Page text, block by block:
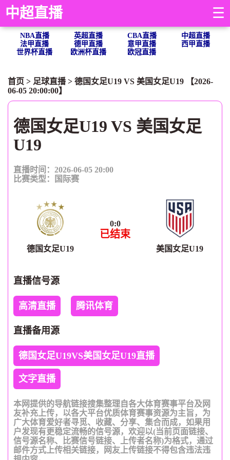
中超直播 ☰
NBA直播 英超直播 CBA直播
中超直播
法甲直播
德甲直播 意甲直播
西甲直播
世界杯直播
欧洲杯直播 欧冠直播
首页 > 足球直播> 德国女足U19 VS 美国女足U19 【2026-
06-05 20:00:00】
德国女足U19 VS 美国女足
U19
直播时间：2026-06-05 20:00
比赛类型：
国际赛
德国女足U19
0:0
已结束
美国女足U19
直播信号源
高清直播 腾讯体育
直播备用源
德国女足U19VS美国女足U19直播
文字直播
本网提供的导航链接搜集整理自各大体育赛事平台及网
友补充上传，以各大平台优质体育赛事资源为主旨，为
广大体育爱好者寻觅、收藏、分享、集合而成，如果用
户发现有更稳定流畅的信号源，欢迎以(当前页面链接、
信号源名称、比赛信号链接、上传者名称)为格式，通过
邮件方式上传相关链接，网友上传链接不得包含违法违